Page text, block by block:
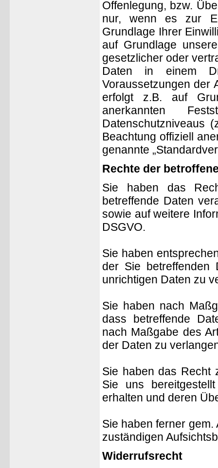
Offenlegung, bzw.
nur, wenn es zur
Grundlage Ihrer
auf Grundlage
gesetzlicher oder
Daten in einem
Voraussetzungen der
erfolgt z.B. auf
anerkannten
Datenschutzniveaus
Beachtung offiziell
genannte
Rechte der
Sie haben das
betreffende Daten
sowie auf weitere
DSGVO.
Sie haben
der Sie betreffenden
unrichtigen Daten zu
Sie haben nach
dass betreffende
nach Maßgabe des
der Daten zu
Sie haben das Recht
Sie uns
erhalten und deren
Sie haben ferner
zuständigen
Widerrufsrecht